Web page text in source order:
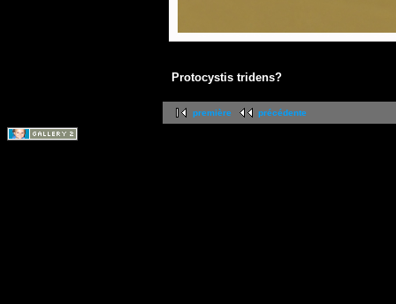
Protocystis tridens?
première précédente